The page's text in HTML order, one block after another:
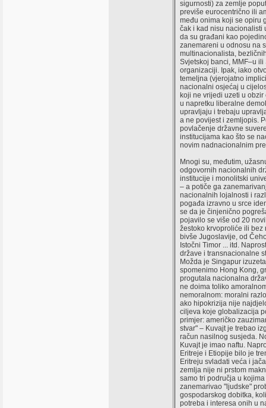
sigurnosti) za zemlje
previše eurocentrično ili
među onima koji se opiru
čak i kad nisu nacionalisti
da su građani kao
zanemareni u odnosu na
multinacionalista,
Svjetskoj banci, MMF–u
organizaciji. Ipak, iako
temeljna (vjerojatno
nacionalni osjećaj u
koji ne vrijedi uzeti u
u napretku liberalne
upravljaju i trebaju
a ne povijest i zemljopis.
povlačenje državne
institucijama kao što se
novim nadnacionalnim
Mnogi su, međutim,
odgovornih nacionalnih
institucije i monolitski
– a potiče ga
nacionalnih lojalnosti i
pogađa izravno u srce
se da je činjenično
pojavilo se više od 20
žestoko krvoproliće ili bez
bivše Jugoslavije, od
Istočni Timor ... itd.
države i transnacionalne
Možda je Singapur
spomenimo Hong Kong,
progutala nacionalna
ne doima toliko
nemoralnom: moralni
ako hipokrizija nije
ciljeva koje globalizacija
primjer: američko
stvar" – Kuvajt je trebao
račun nasilnog susjeda.
Kuvajt je imao naftu.
Eritreje i Etiopije bilo je
Eritreju svladati veća i
zemlja nije ni prstom
samo tri područja u
zanemarivao "ljudske"
gospodarskog dobitka,
potreba i interesa onih u